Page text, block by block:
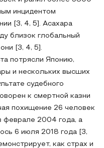
инцидентом
[3, 4, 5]. Асахара
близок глобальный
[3, 4, 5].
потрясли Японию,
и нескольких высших
судебного
к смертной казни
похищение 26 человек
феврале 2004 года, а
6 июля 2018 года [3,
как страх и